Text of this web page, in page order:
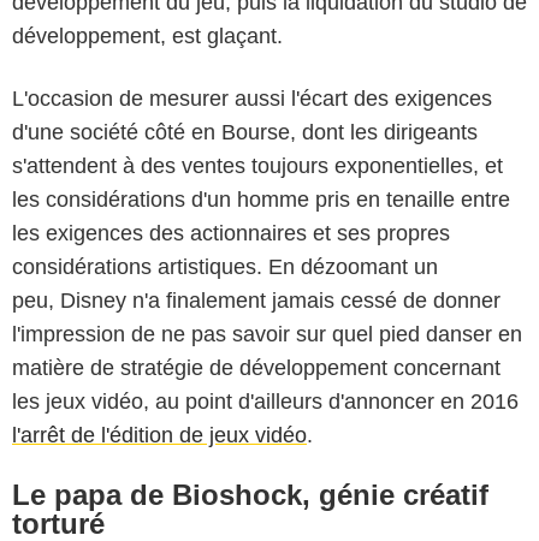
développement, est glaçant.
L'occasion de mesurer aussi l'écart des exigences
d'une société côté en Bourse, dont les dirigeants
s'attendent à des ventes toujours exponentielles, et
les considérations d'un homme pris en tenaille entre
les exigences des actionnaires et ses propres
considérations artistiques. En dézoomant un
peu, Disney n'a finalement jamais cessé de donner
l'impression de ne pas savoir sur quel pied danser en
matière de stratégie de développement concernant
les jeux vidéo, au point d'ailleurs d'annoncer en 2016
l'arrêt de l'édition de jeux vidéo.
Le papa de Bioshock, génie créatif
torturé